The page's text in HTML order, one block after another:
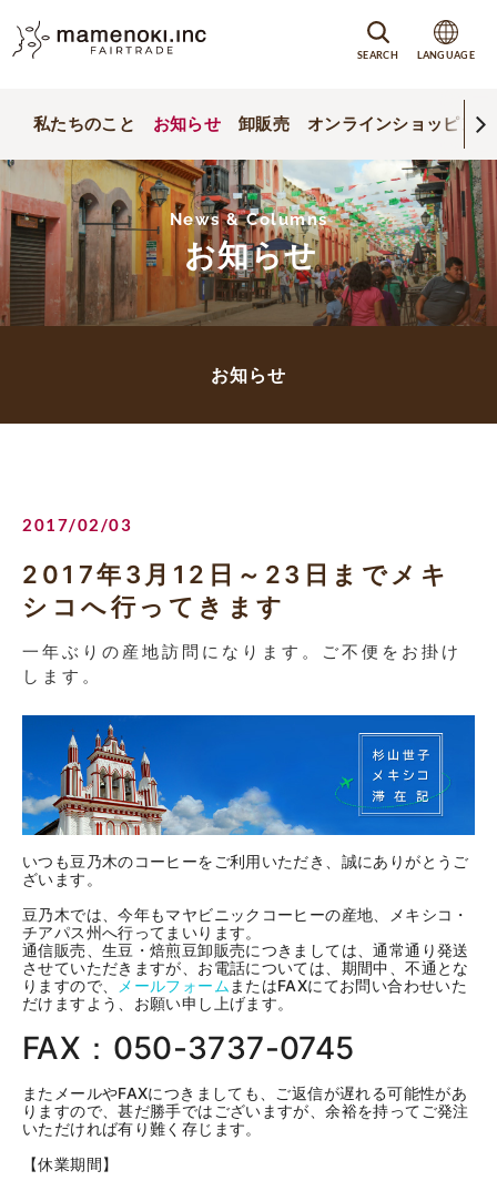
SEARCH LANGUAGE
私たちのこと お知らせ 卸販売 オンラインショッピング
News & Columns
お知らせ
お知らせ
2017/02/03
2017年3月12日～23日までメキ
シコへ行ってきます
一年ぶりの産地訪問になります。ご不便をお掛け
します。
いつも豆乃木のコーヒーをご利用いただき、誠にありがとうご
ざいます。
豆乃木では、今年もマヤビニックコーヒーの産地、メキシコ・
チアパス州へ行ってまいります。
通信販売、生豆・焙煎豆卸販売につきましては、通常通り発送
させていただきますが、お電話については、期間中、不通とな
りますので、
メールフォームまたはFAXにてお問い合わせいた
だけますよう、お願い申し上げます。
FAX：050-3737-0745
またメールやFAXにつきましても、ご返信が遅れる可能性があ
りますので、甚だ勝手ではございますが、余裕を持ってご発注
いただければ有り難く存じます。
【休業期間】